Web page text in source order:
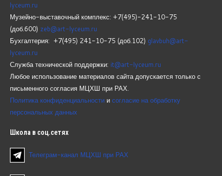
lyceum.ru
Музейно-выставочный комплекс: +7(495)-241-10-75
(доб.600) zeb@art-lyceum.ru
Бухгалтерия: +7(495) 241-10-75 (доб.102) glavbuh@art-
lyceum.ru
Служба технической поддержки: it@art-lyceum.ru
Любое использование материалов сайта допускается только с
письменного согласия МЦХШ при РАХ.
Политика конфиденциальности и согласие на обработку
персональных данных
Школа в соц.сетях
Телеграм-канал МЦХШ при РАХ